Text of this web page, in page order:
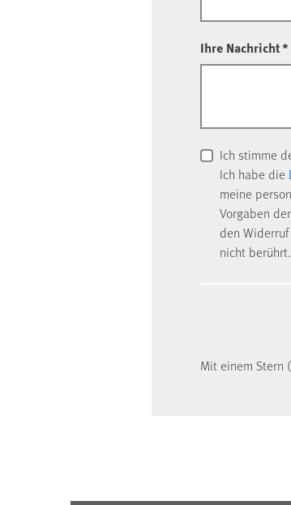
Ihre Nachricht*
Ich stimme
Ich habe die
meine
Vorgaben
den
nicht berührt.
Mit einem Stern